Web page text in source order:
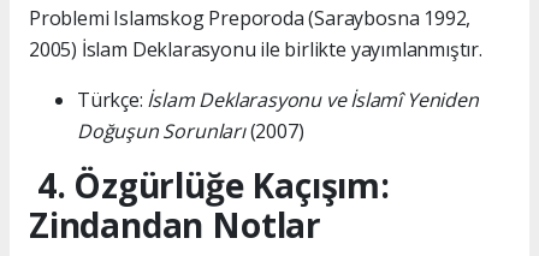
Problemi Islamskog Preporoda (Saraybosna 1992,
2005) İslam Deklarasyonu ile birlikte yayımlanmıştır.
Türkçe: İslam Deklarasyonu ve İslamî Yeniden
Doğuşun Sorunları(2007)
4. Özgürlüğe Kaçışım:
Zindandan Notlar